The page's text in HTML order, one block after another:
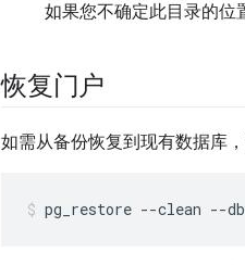
如果您不确定此目录的位
恢复门户
如需从备份恢复到现有数据库
pg_restore --clean --